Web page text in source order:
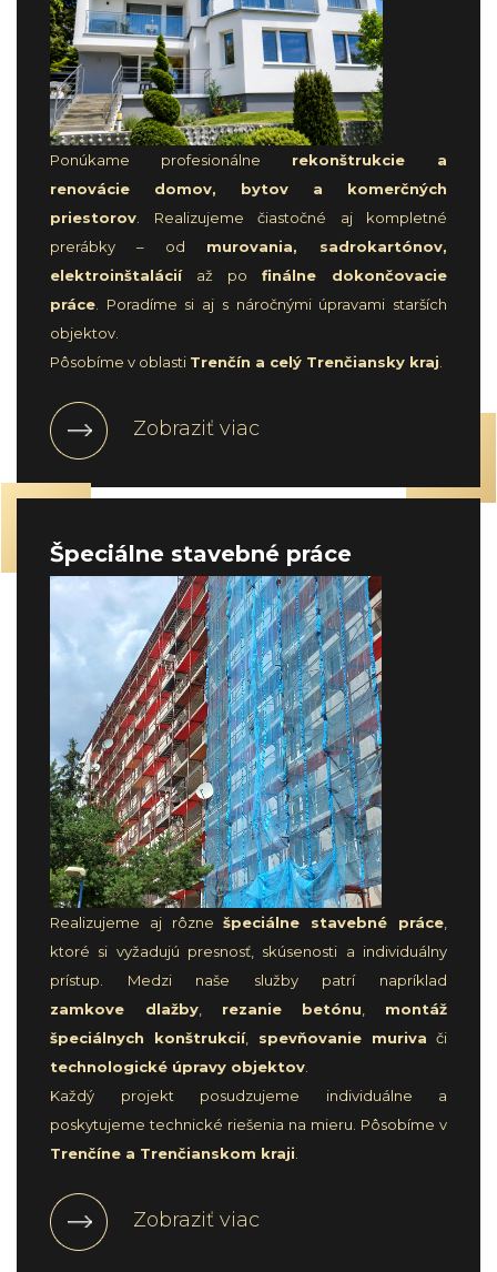
Ponúkame profesionálne rekonštrukcie a
renovácie domov, bytov a komerčných
priestorov . Realizujeme čiastočné aj kompletné
prerábky – od murovania, sadrokartónov,
elektroinštaláciíaž po finálne dokončovacie
práce . Poradíme si aj s náročnými úpravami starších
objektov.
Pôsobíme v oblasti Trenčín a celý Trenčiansky kraj
Zobraziť viac
Špeciálne stavebné práce
Realizujeme aj rôznešpeciálne stavebné práce
ktoré si vyžadujú presnosť, skúsenosti a individuálny
prístup. Medzi naše služby patrí napríklad
zamkove dlažby, rezanie betónu
montáž
špeciálnych konštrukcií, spevňovanie muriva či
technologické úpravy objektov
Každý projekt posudzujeme individuálne a
poskytujeme technické riešenia na mieru. Pôsobíme v
Trenčíne a Trenčianskom kraji
Zobraziť viac